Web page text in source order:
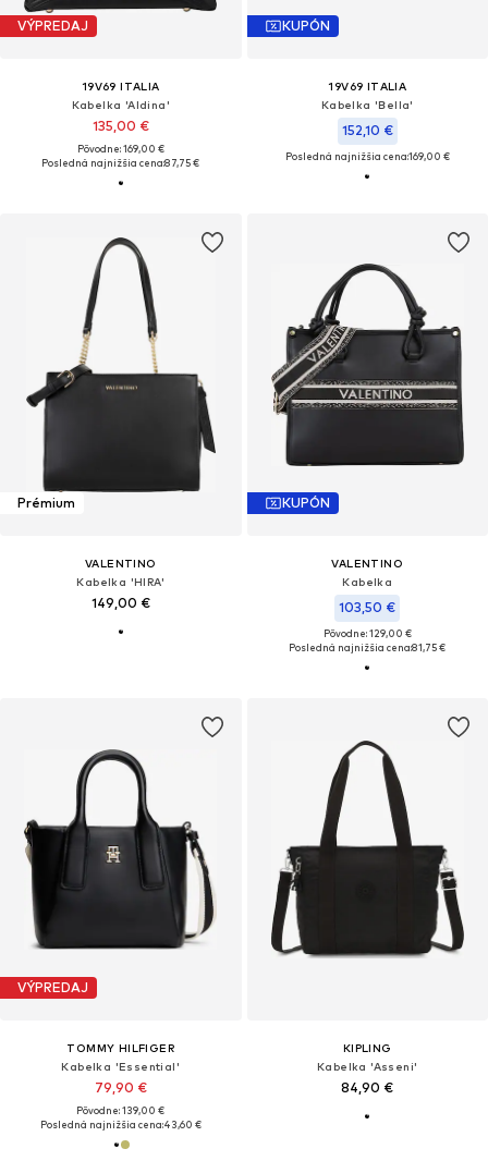
VÝPREDAJ
19V69 ITALIA
Kabelka 'Aldina'
135,00 €
Pôvodne: 169,00 €
Posledná najnižšia cena:87,75 €
KUPÓN
19V69 ITALIA
Kabelka 'Bella'
152,10 €
Posledná najnižšia cena:169,00 €
Prémium
VALENTINO
Kabelka 'HIRA'
149,00 €
KUPÓN
VALENTINO
Kabelka
103,50 €
Pôvodne: 129,00 €
Posledná najnižšia cena:81,75 €
VÝPREDAJ
TOMMY HILFIGER
Kabelka 'Essential'
79,90 €
Pôvodne: 139,00 €
Posledná najnižšia cena:43,60 €
KIPLING
Kabelka 'Asseni'
84,90 €